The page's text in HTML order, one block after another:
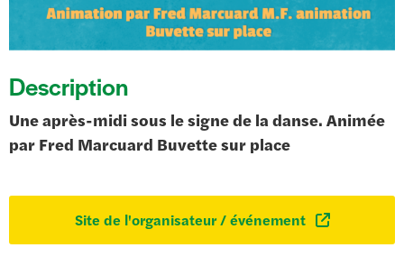
Description
Une après-midi sous le signe de la danse. Animée
par Fred Marcuard Buvette sur place
Site de l'organisateur / événement